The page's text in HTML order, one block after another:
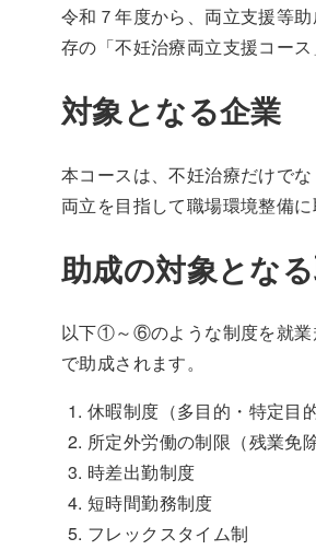
令和７年度から、両立支援等
存の「不妊治療両立支援コー
対象となる企業
本コースは、不妊治療だけで
両立を目指して職場環境整備
助成の対象とな
以下①～⑥のような制度を就業
で助成されます。
休暇制度（多目的・特定目的
所定外労働の制限（残業免除
時差出勤制度
短時間勤務制度
フレックスタイム制